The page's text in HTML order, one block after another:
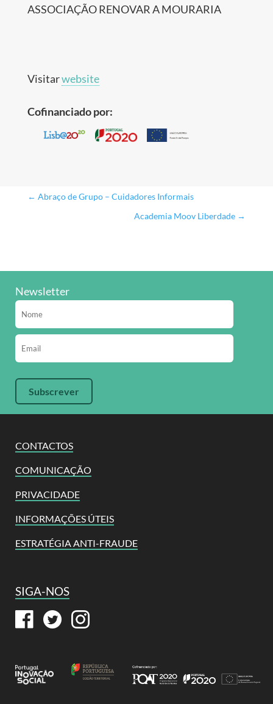
ASSOCIAÇÃO RENOVAR A MOURARIA
Visitarwebsite
Cofinanciado por:
← Abraço de Grupo – Cuidadores Informais
Academia Moov Liberdade →
CONTACTOS
COMUNICAÇÃO
PRIVACIDADE
INFORMAÇÕES ÚTEIS
ESTRATÉGIA ANTI-FRAUDE
SIGA-NOS
Newsletter